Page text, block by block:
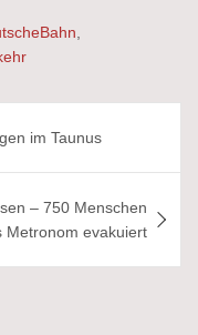
im Taunus
– 750 Menschen
Metronom evakuiert